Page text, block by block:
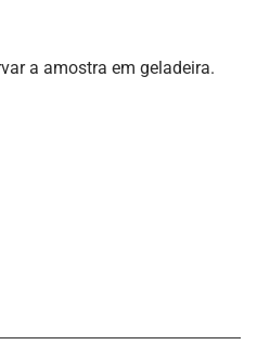
a amostra em geladeira.